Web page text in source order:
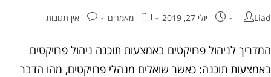
יולי 27, 2019 מאמרים אין תגובות
לניהול פרויקטים באמצעות תוכנה ניהול פרויקטים
תוכנה: כאשר שואלים מנהלי פרויקטים, מהו הדבר